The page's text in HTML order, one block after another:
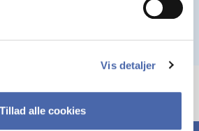
Vis detaljer
Tillad alle cookies